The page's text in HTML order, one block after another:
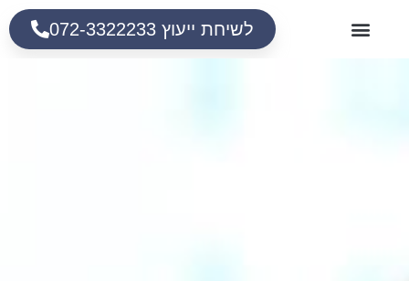
לשיחת ייעוץ 072-3322233